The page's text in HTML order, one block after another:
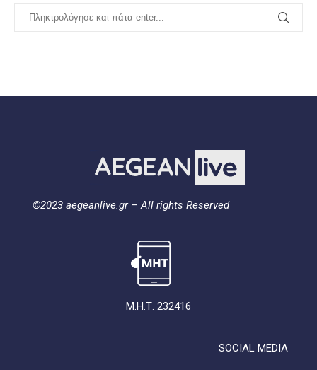
©2023 aegeanlive.gr – All rights Reserved
Μ.Η.Τ. 232416
SOCIAL MEDIA